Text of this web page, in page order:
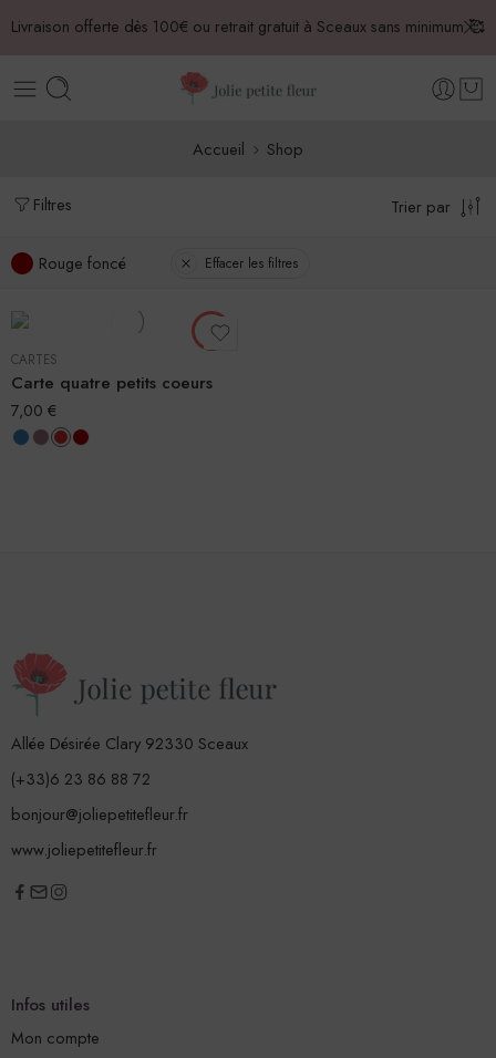
Livraison offerte dès 100€ ou retrait gratuit à Sceaux sans minimum 🥰
Accueil Shop
Filtres Trier par
Rouge foncé Effacer les filtres
CARTES
Carte quatre petits coeurs
7,00 €
Allée Désirée Clary 92330 Sceaux
(+33)6 23 86 88 72
bonjour@joliepetitefleur.fr
www.joliepetitefleur.fr
Infos utiles
Mon compte